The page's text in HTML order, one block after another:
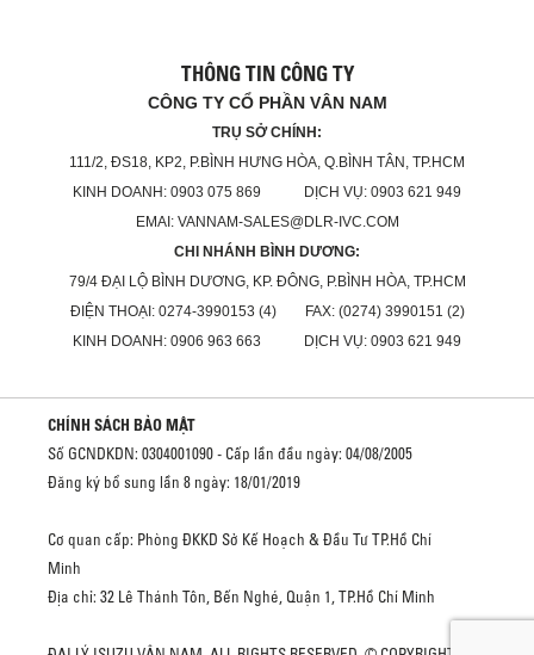
THÔNG TIN CÔNG TY
CÔNG TY CỔ PHẦN VÂN NAM
TRỤ SỞ CHÍNH:
111/2, ĐS18, KP2, P.BÌNH HƯNG HÒA, Q.BÌNH TÂN, TP.HCM
KINH DOANH: 0903 075 869 DỊCH VỤ: 0903 621 949
EMAI: VANNAM-SALES@DLR-IVC.COM
CHI NHÁNH BÌNH DƯƠNG:
79/4 ĐẠI LỘ BÌNH DƯƠNG, KP. ĐÔNG, P.BÌNH HÒA, TP.HCM
ĐIỆN THOẠI: 0274-3990153 (4) FAX: (0274) 3990151 (2)
KINH DOANH: 0906 963 663 DỊCH VỤ: 0903 621 949
CHÍNH SÁCH BẢO MẬT
Số GCNDKDN: 0304001090 - Cấp lần đầu ngày: 04/08/2005
Đăng ký bổ sung lần 8 ngày: 18/01/2019
Cơ quan cấp: Phòng ĐKKD Sở Kế Hoạch & Đầu Tư TP.Hồ Chí
Minh
Địa chỉ: 32 Lê Thánh Tôn, Bến Nghé, Quận 1, TP.Hồ Chí Minh